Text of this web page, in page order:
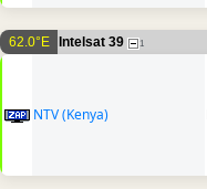
62.0°E Intelsat 39 1
NTV (Kenya)